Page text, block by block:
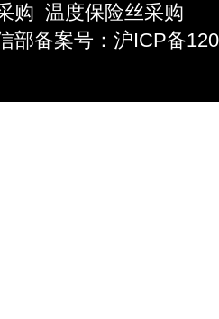
购 温度保险丝采购
部备案号：沪ICP备